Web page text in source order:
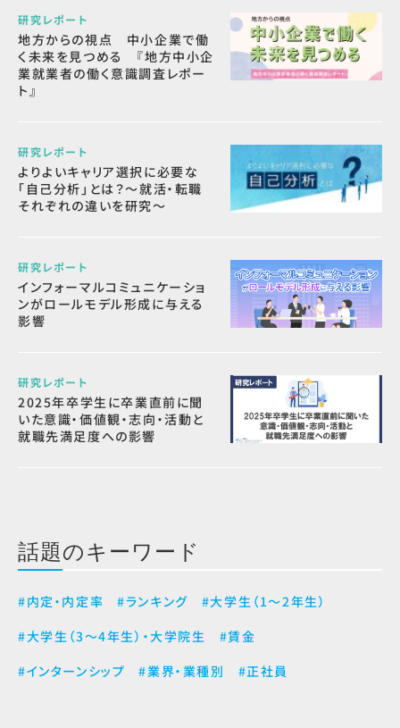
研究レポート
地方からの視点 中小企業で働
く未来を見つめる 『地方中小企
業就業者の働く意識調査レポー
ト』
研究レポート
よりよいキャリア選択に必要な
「自己分析」とは？～就活・転職
それぞれの違いを研究～
研究レポート
インフォーマルコミュニケーショ
ンがロールモデル形成に与える
影響
研究レポート
2025年卒学生に卒業直前に聞
いた意識・価値観・志向・活動と
就職先満足度への影響
話題のキーワード
#内定・内定率 #ランキング
#大学生（1～2年生）
#大学生（3～4年生）・大学院生
#賃金
#インターンシップ
#業界・業種別 #正社員